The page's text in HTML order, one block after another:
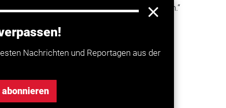
Nachrichten und Reportagen aus der
lassen, können sehr viel CO2-einsparen.“
entdecken
fordern Rücknahme des
Aus